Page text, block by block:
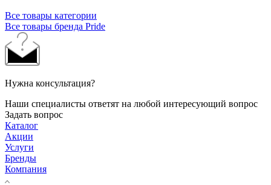
Все товары категории
Все товары бренда Pride
Нужна консультация?
Наши специалисты ответят на любой интересующий вопрос
Задать вопрос
Каталог
Акции
Услуги
Бренды
Компания